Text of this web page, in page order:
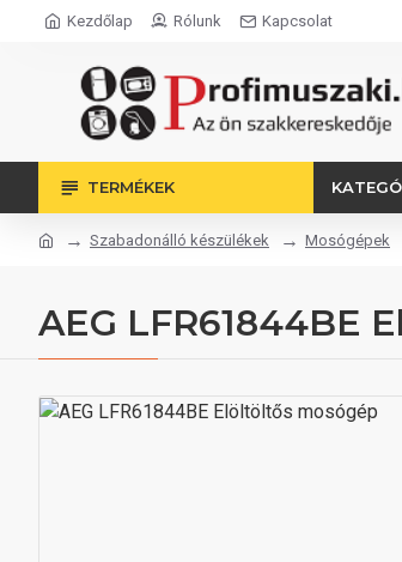
Kezdőlap Rólunk Kapcsolat
TERMÉKEK
Szabadonálló készülékek Mosógépek
AEG LFR61844BE